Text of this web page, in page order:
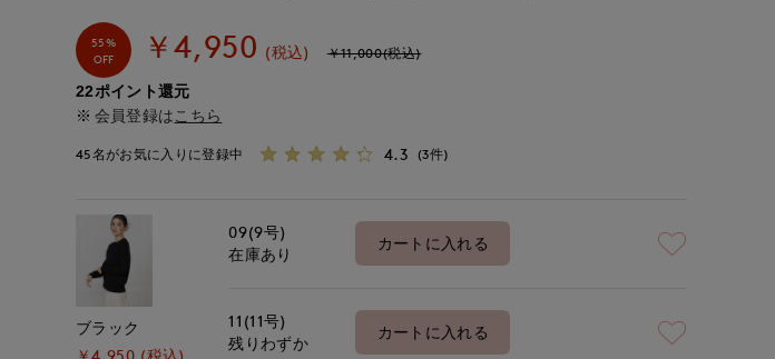
55%
OFF
￥4,950 (税込) ￥11,000(税込)
22ポイント還元
会員登録は こちら
45名がお気に入りに登録中 4.3 (3件)
ブラック
￥4,950 (税込)
09(9号)
在庫あり
カートに入れる
11(11号)
残りわずか
カートに入れる